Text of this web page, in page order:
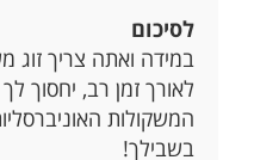
לסיכום
במידה ואתה צריך זוג
לאורך זמן רב, יחסוך
המשקולות
בשבילך!